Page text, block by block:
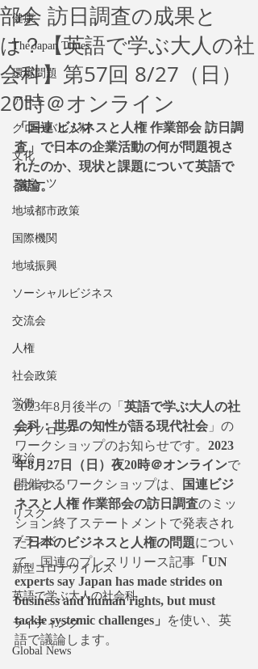
健康
The Japan Times
環境問題
アート
グローバル人材
文化
スポーツ
地域都市政策
国際機関
地域振興
ソーシャルビジネス
交流会
人権
社会政策
労働
テクノロジー
政治
ビジネス
リスク
ブランド
新型コロナウイルス
英語で学ぶ大人の社会科
ライティング
Global News
部会 訪日調査の成果と
は？【英語で学ぶ大人の社
会科】第57回 8/27（日）
20時＠オンライン
「国連 ビジネスと人権 作業部会 訪日調
査」で日本の企業活動の何が問題視さ
れたのか、現状と課題について英語で
議論。
2023年8月後半の「 英語で学ぶ大人の社
会科：世界の知性が語る現代社会 」の
ワークショップのお知らせです。 2023
年8月27日（日）夜20時＠オンラインで
開催するワークショップは、
国連ビジ
ネスと人権 作業部会の訪日調査のミッ
ション終了ステートメントで発表され
た日本のビジネスと人権の問題につい
て、国連のプレスリリース記事 「UN
experts say Japan has made strides on
business and human rights, but must
tackle systemic challenges」
を使い、英
語で議論します。